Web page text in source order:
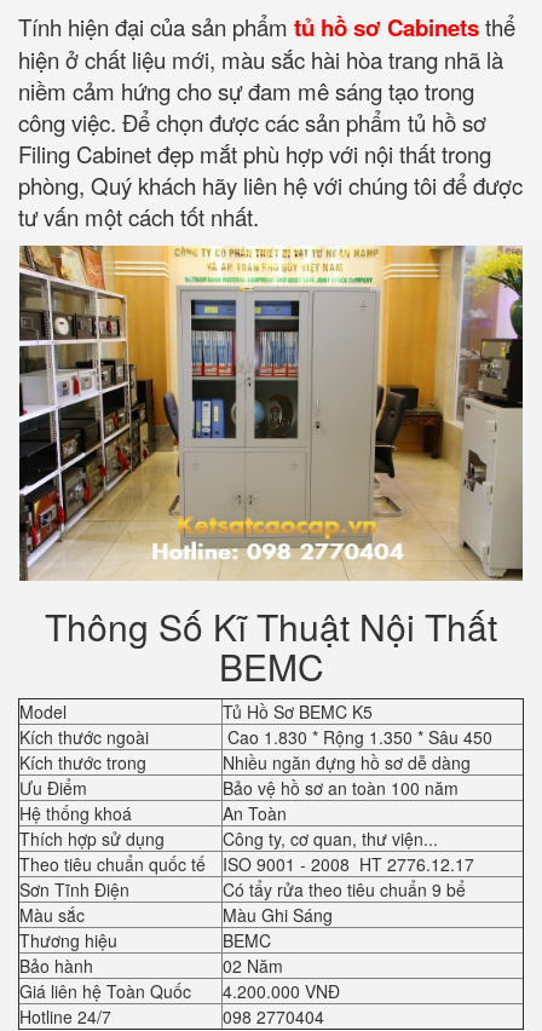
Tính hiện đại của sản phẩm tủ hồ sơ Cabinetsthể
hiện ở chất liệu mới, màu sắc hài hòa trang nhã là
niềm cảm hứng cho sự đam mê sáng tạo trong
công việc. Để chọn được các sản phẩm tủ hồ sơ
Filing Cabinet đẹp mắt phù hợp với nội thất trong
phòng, Quý khách hãy liên hệ với chúng tôi để được
tư vấn một cách tốt nhất.
Thông Số Kĩ Thuật Nội Thất
BEMC
Model
Tủ Hồ Sơ BEMC K5
Kích thước ngoài
Cao 1.830 * Rộng 1.350 * Sâu 450
Kích thước trong
Nhiều ngăn đựng hồ sơ dễ dàng
Ưu Điểm
Bảo vệ hồ sơ an toàn 100 năm
Hệ thống khoá
An Toàn
Thích hợp sử dụng
Công ty, cơ quan, thư viện...
Theo tiêu chuẩn quốc tế
ISO 9001 - 2008 HT 2776.12.17
Sơn Tĩnh Điện
Có tẩy rửa theo tiêu chuẩn 9 bể
Màu sắc
Màu Ghi Sáng
Thương hiệu
BEMC
Bảo hành
02 Năm
Giá liên hệ Toàn Quốc
4.200.000 VNĐ
Hotline 24/7
098 2770404